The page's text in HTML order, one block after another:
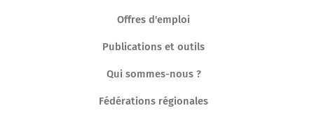
Offres d'emploi
Publications et outils
Qui sommes-nous ?
Fédérations régionales